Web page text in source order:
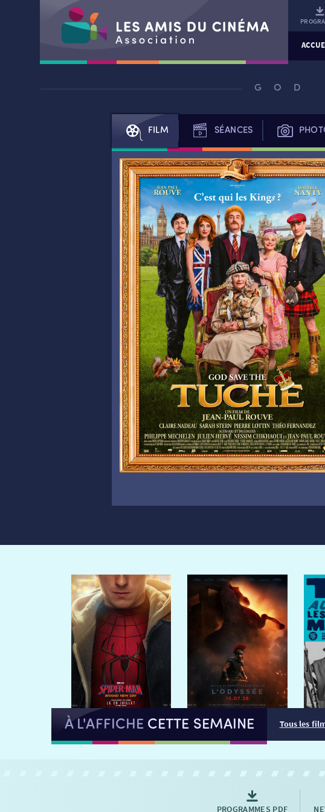
GOD
FILM SÉANCES
À L'AFFICHE CETTE SEMAINE Tous les
PROGRAMMES PDF